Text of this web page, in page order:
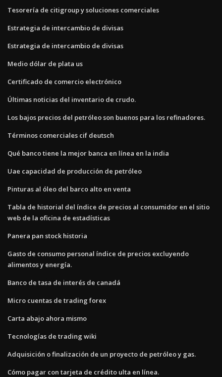
Tesorería de citigroup y soluciones comerciales
Estrategia de intercambio de divisas
Estrategia de intercambio de divisas
Medio dólar de plata us
Certificado de comercio electrónico
Últimas noticias del inventario de crudo.
Los bajos precios del petróleo son buenos para los refinadores.
Términos comerciales cif deutsch
Qué banco tiene la mejor banca en línea en la india
Uae capacidad de producción de petróleo
Pinturas al óleo del barco alto en venta
Tabla de historial del índice de precios al consumidor en el sitio
web de la oficina de estadísticas
Panera pan stock historia
Gasto de consumo personal índice de precios excluyendo
alimentos y energía.
Banco de tasa de interés de canadá
Micro cuentas de trading forex
Carta abajo ahora mismo
Tecnologías de trading wiki
Adquisición o finalización de un proyecto de petróleo y gas.
Cómo pagar con tarjeta de crédito ulta en línea.